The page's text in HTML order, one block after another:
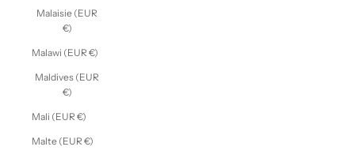
Malaisie (EUR
€)
Malawi (EUR €)
Maldives (EUR
€)
Mali (EUR €)
Malte (EUR €)